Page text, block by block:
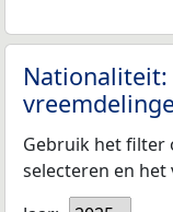
Nationaliteit:
Gebruik het filter
selecteren en